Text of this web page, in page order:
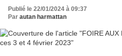
Publié le 22/01/2024 à 09:37
Par autan harmattan